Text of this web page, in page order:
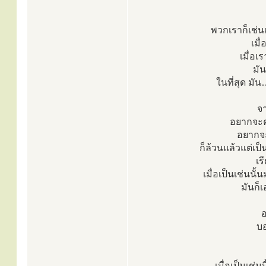
พวกเราก็เช่
เมื่
เมื่อเ
มั
ในที่สุด มัน
จ
อยากจะ
อยาก
ก็ล้วนแล้วแต่เป็
เ
เมื่อเป็นเช่นนั้
มันก็
บ